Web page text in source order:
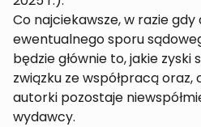
Co najciekawsze, w razie gdy
ewentualnego sporu
będzie głównie to, jakie
związku ze współpracą
autorki pozostaje
wydawcy.